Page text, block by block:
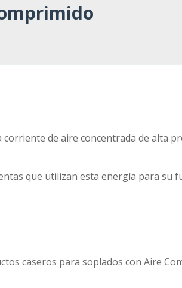
de aire concentrada de alta
que utilizan esta energía para su
caseros para soplados con Aire